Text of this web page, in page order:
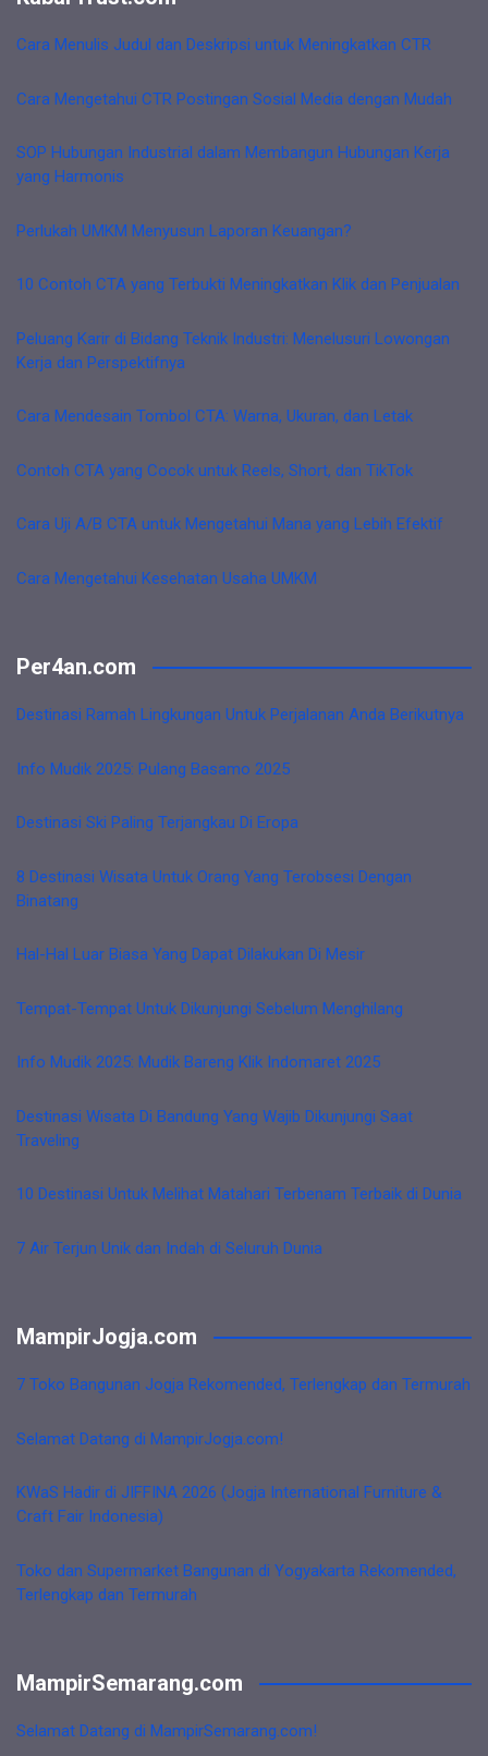
Cara Menulis Judul dan Deskripsi untuk Meningkatkan CTR
Cara Mengetahui CTR Postingan Sosial Media dengan Mudah
SOP Hubungan Industrial dalam Membangun Hubungan Kerja
yang Harmonis
Perlukah UMKM Menyusun Laporan Keuangan?
10 Contoh CTA yang Terbukti Meningkatkan Klik dan Penjualan
Peluang Karir di Bidang Teknik Industri: Menelusuri Lowongan
Kerja dan Perspektifnya
Cara Mendesain Tombol CTA: Warna, Ukuran, dan Letak
Contoh CTA yang Cocok untuk Reels, Short, dan TikTok
Cara Uji A/B CTA untuk Mengetahui Mana yang Lebih Efektif
Cara Mengetahui Kesehatan Usaha UMKM
Per4an.com
Destinasi Ramah Lingkungan Untuk Perjalanan Anda Berikutnya
Info Mudik 2025: Pulang Basamo 2025
Destinasi Ski Paling Terjangkau Di Eropa
8 Destinasi Wisata Untuk Orang Yang Terobsesi Dengan
Binatang
Hal-Hal Luar Biasa Yang Dapat Dilakukan Di Mesir
Tempat-Tempat Untuk Dikunjungi Sebelum Menghilang
Info Mudik 2025: Mudik Bareng Klik Indomaret 2025
Destinasi Wisata Di Bandung Yang Wajib Dikunjungi Saat
Traveling
10 Destinasi Untuk Melihat Matahari Terbenam Terbaik di Dunia
7 Air Terjun Unik dan Indah di Seluruh Dunia
MampirJogja.com
7 Toko Bangunan Jogja Rekomended, Terlengkap dan Termurah
Selamat Datang di MampirJogja.com!
KWaS Hadir di JIFFINA 2026 (Jogja International Furniture &
Craft Fair Indonesia)
Toko dan Supermarket Bangunan di Yogyakarta Rekomended,
Terlengkap dan Termurah
MampirSemarang.com
Selamat Datang di MampirSemarang.com!